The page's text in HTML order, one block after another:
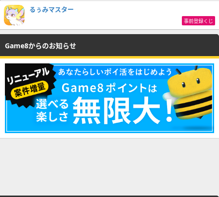
るぅみマスター
事前登録くじ
Game8からのお知らせ